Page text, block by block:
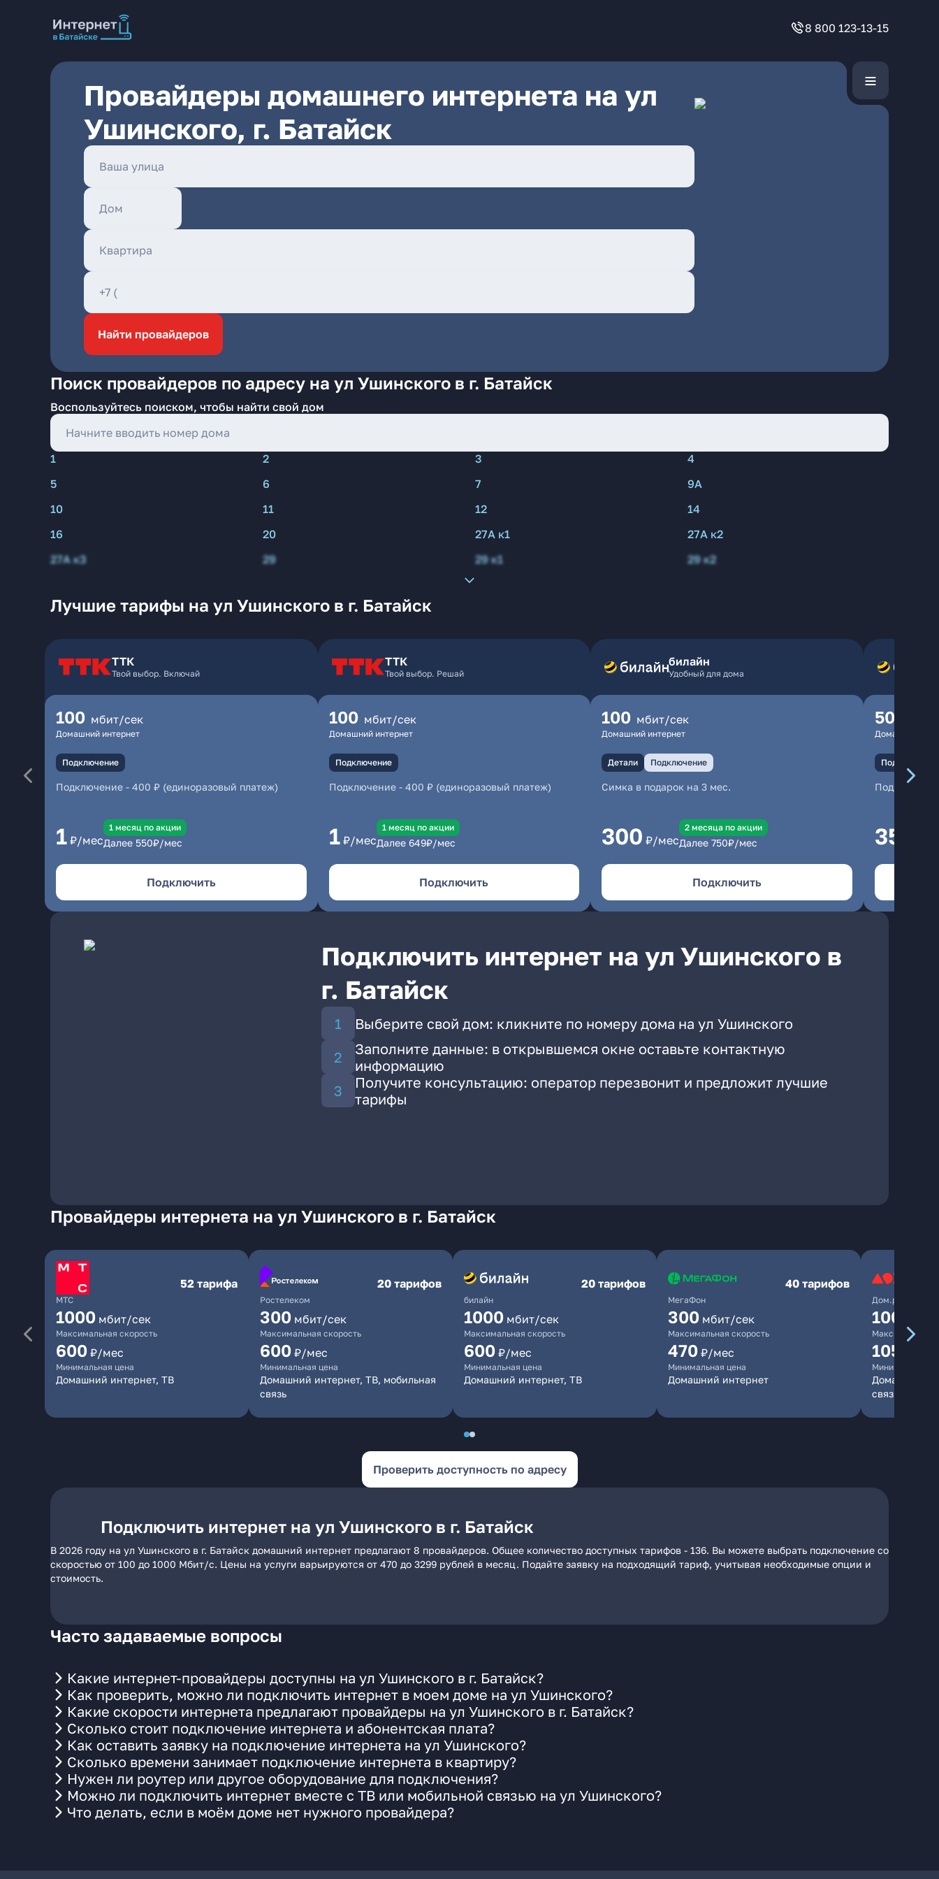
8 800 123-13-15
Провайдеры домашнего интернета на ул
Ушинского, г. Батайск
Найти провайдеров
Поиск провайдеров по адресу на ул Ушинского в г. Батайск
Воспользуйтесь поиском, чтобы найти свой дом
1 2 3
4
5
6 7
9А
10
11 12
14
16
20 27А к1
27А к2
27А к3
29 29 к1 29 к2
Лучшие тарифы на ул Ушинского в г. Батайск
ТТК
Твой выбор. Включай
100 мбит/сек
Домашний интернет
Подключение
Подключение - 400 ₽ (единоразовый платеж)
1 ₽/мес
1 месяц по акции
Далее 550₽/мес
Подключить
ТТК
Твой выбор. Решай
100 мбит/сек
Домашний интернет
Подключение
Подключение- 400 ₽ (единоразовый платеж)
1 ₽/мес
1 месяц по акции
Далее 649₽/мес
Подключить
билайн
Удобный для дома
100 мбит/сек
Домашний интернет
Детали Подключение
Симка в подарок на 3 мес.
300 ₽/мес
2 месяцa по акции
Далее 750₽/мес
Подключить
500
Домашний
Подключение
350
Подключить интернет на ул Ушинского в
г. Батайск
Выберите свой дом: кликните по номеру дома на ул Ушинского
Заполните данные: в открывшемся окне оставьте контактную
информацию
Получите консультацию: оператор перезвонит и предложит лучшие
тарифы
Провайдеры интернета на ул Ушинского в г. Батайск
МТС
52 тарифа
1000 мбит/сек
Максимальная скорость
600 ₽/мес
Минимальная цена
Домашний интернет, ТВ
Ростелеком
20 тарифов
300 мбит/сек
Максимальная скорость
600 ₽/мес
Минимальная цена
Домашний интернет, ТВ, мобильная
связь
билайн
20 тарифов
1000 мбит/сек
Максимальная скорость
600 ₽/мес
Минимальная цена
Домашний интернет, ТВ
МегаФон
40 тарифов
300 мбит/сек
Максимальная скорость
470 ₽/мес
Минимальная цена
Домашний интернет
Дом.ру
1000
Максимальная
1050
Минимальная
Домашний
связь
Проверить доступность по адресу
Подключить интернет на ул Ушинского в г. Батайск
В 2026 году на ул Ушинского в г. Батайск домашний интернет предлагают 8 провайдеров. Общее количество доступных тарифов - 136. Вы можете выбрать подключение со
скоростью от 100 до 1000 Мбит/с. Цены на услуги варьируются от 470 до 3299 рублей в месяц. Подайте заявку на подходящий тариф, учитывая необходимые опции и
стоимость.
Часто задаваемые вопросы
Какие интернет-провайдеры доступны на ул Ушинского в г. Батайск?
Как проверить, можно ли подключить интернет в моем доме на ул Ушинского?
Какие скорости интернета предлагают провайдеры на ул Ушинского в г. Батайск?
Сколько стоит подключение интернета и абонентская плата?
Как оставить заявку на подключение интернета на ул Ушинского?
Сколько времени занимает подключение интернета в квартиру?
Нужен ли роутер или другое оборудование для подключения?
Можно ли подключить интернет вместе с ТВ или мобильной связью на ул Ушинского?
Что делать, если в моём доме нет нужного провайдера?